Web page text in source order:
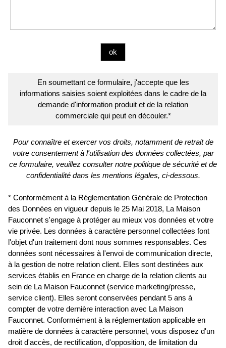
En soumettant ce formulaire, j'accepte que les
informations saisies soient exploitées dans le cadre de la
demande d'information produit et de la relation
commerciale qui peut en découler.*
Pour connaître et exercer vos droits, notamment de retrait de
votre consentement à l'utilisation des données collectées, par
ce formulaire, veuillez consulter notre politique de sécurité et de
confidentialité dans les mentions légales, ci-dessous.
* Conformément à la Réglementation Générale de Protection
des Données en vigueur depuis le 25 Mai 2018, La Maison
Fauconnet s'engage à protéger au mieux vos données et votre
vie privée. Les données à caractère personnel collectées font
l'objet d'un traitement dont nous sommes responsables. Ces
données sont nécessaires à l'envoi de communication directe,
à la gestion de notre relation client. Elles sont destinées aux
services établis en France en charge de la relation clients au
sein de La Maison Fauconnet (service marketing/presse,
service client). Elles seront conservées pendant 5 ans à
compter de votre dernière interaction avec La Maison
Fauconnet. Conformément à la réglementation applicable en
matière de données à caractère personnel, vous disposez d'un
droit d'accès, de rectification, d'opposition, de limitation du